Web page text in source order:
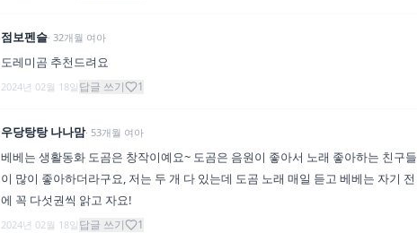
점보펜슬· 32개월 여아
도레미곰 추천드려요
2024년 02월 18일 답글 쓰기 1
우당탕탕 나나맘· 53개월 여아
베베는 생활동화 도곰은 창작이예요~ 도곰은 음원이 좋아서 노래 좋아하는 친구들
이 많이 좋아하더라구요, 저는 두 개 다 있는데 도곰 노래 매일 듣고 베베는 자기 전
에 꼭 다섯권씩 앍고 자요!
2024년 02월 18일 답글 쓰기 1